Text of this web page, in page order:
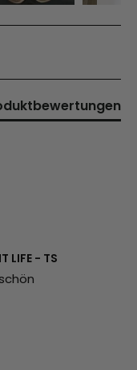
LIFE - TS